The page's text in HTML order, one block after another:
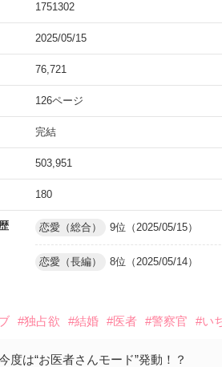
1751302
2025/05/15
76,721
126ページ
完結
503,951
180
恋愛（総合） 9位（2025/05/15）
恋愛（長編） 8位（2025/05/14）
#独占欲 #結婚 #医者 #警察官 #い
度は“お医者さんモード”発動！？